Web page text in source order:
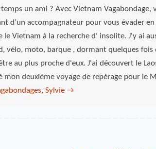
un ami ? Avec Vietnam Vagabondage,
d’un accompagnateur pour vous évader
Vietnam à la recherche d' insolite. J'y ai
vélo, moto, barque , dormant quelques fois
au plus proche d'eux. J'ai découvert le
deuxième voyage de repérage pour le
Sylvie →